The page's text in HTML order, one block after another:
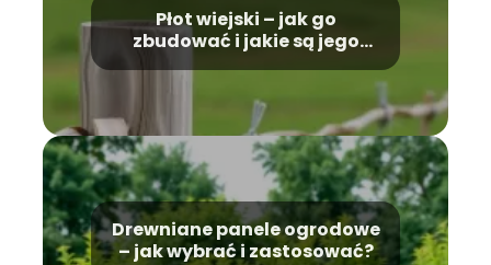
Płot wiejski – jak go
zbudować i jakie są jego
Drewniane panele ogrodowe
– jak wybrać i zastosować?